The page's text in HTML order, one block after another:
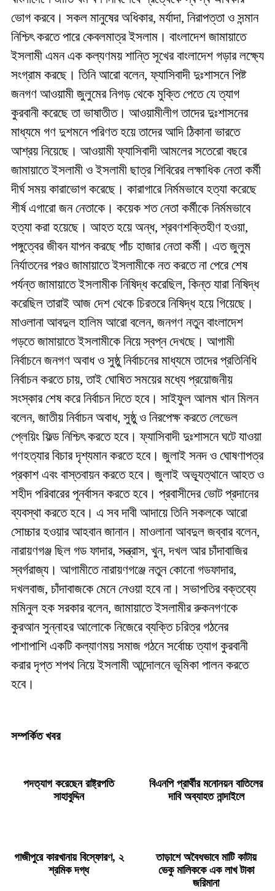
ভোগ করবে। সকল মানুষের অধিকার, মর্যাদা, নিরাপত্তা ও সন্মান
নিশ্চিৎ করতে পারে কেবলমাত্র ইসলাম। বাংলাদেশ জামায়াতে
ইসলামী এমন এক কল্যণময় শান্তি সূখের বাংলাদেশ গড়ার লক্ষ্যে
সংগ্রাম করছে। তিনি আরো বলেন, ফ্যাসিবাদী দুঃশাসনে পিষ্ট
জনগণ আওয়ামী জুলুমের নিগড় থেকে মুক্তি পেতে যে ত্যাগ
কুরবানী করেছে তা ভাষাতীত। আওয়ামীলীগ তাদের দুঃশাসনের
মাধ্যমে গণ দুশমনে পরিণত হয়ে তাদের আদি ঠিকানা ভারতে
আশ্রয় নিয়েছে। আওয়ামী ফ্যাসিবাদী আমলের সতেরো বছরে
জামায়াতে ইসলামী ও ইসলামী ছাত্র শিবিরের লক্ষাধিক নেতা কর্মী
দীর্ঘ সময় কারাভোগ করেছে। কারাগারে নির্মমভাবে হত্যা করেছে
শীর্ষ এগারো জন নেতাকে। কয়েক শত নেতা কর্মীকে নির্মমভাবে
হত্যা করা হয়েছে। আহত হয়ে অন্ধ, শ্রবণশক্তিহীণ হওয়া,
পঙ্গুত্বের জীবন যাপন করছে পাঁচ হাজার নেতা কর্মী। এত জুলুম
নির্যাতনের পরও জামায়াতে ইসলামীকে নত করতে না পেরে শেষ
পর্যন্ত জামায়াতে ইসলামীক নিষিদ্ধ করেছিল, কিন্ত যারা নিষিদ্ধ
করেছিল তারাই আজ দেশ থেকে চিরতরে নিষিদ্ধ হয়ে গিয়েছে।
মাওলানা আবদুল হালিম আরো বলেন, জনগণ নতুন বাংলাদেশ
গড়তে জামায়াতে ইসলামীকে নিয়ে স্বপ্ন দেখছে। আগামী
নির্বাচনে জনগণ অবাধ ও সুষ্ঠু নির্বাচনের মাধ্যমে তাদের প্রতিনিধি
নির্বাচন করতে চায়, তাই ঘোষিত সময়ের মধ্যে প্রয়োজনীয়
সংস্কার শেষ করে নির্বাচন দিতে হবে। সাইফুল আলম খান মিলন
বলেন, জাতীয় নির্বাচন অবাধ, সুষ্ঠু ও নিরপেক্ষ করতে লেভেল
প্লেয়িং ফিল্ড নিশ্চিৎ করতে হবে। ফ্যাসিবাদী দুঃশাসনে ঘটে যাওয়া
গণহত্যার বিচার দৃশ্যমান করতে হবে। জুলাই সনদ ও ঘোষণাপত্র
প্রকাশ এবং বাস্তবায়ন করতে হবে। জুলাই অভ্যূত্থানে আহত ও
শহীদ পরিবারের পূনর্বাসন করতে হবে। প্রবাসীদের ভোট প্রদানের
ব্যবস্থা করতে হবে। এ সব দাবী আদায়ে তিনি সকলকে আরো
সোচ্চার হওয়ার আহবান জানান। মাওলানা আবদুল জব্বার বলেন,
নারায়ণগঞ্জ ছিল গড ফাদার, সন্ত্রাস, খুন, দখল আর চাঁদাবাজির
স্বর্গরাজ্য। আগামীতে নারায়ণগঞ্জে নতুন কোনো গডফাদার,
দখলবাজ, চাঁদাবাজকে মেনে নেওয়া হবে না। সভাপতির বক্তব্যে
মমিনুল হক সরকার বলেন, জামায়াতে ইসলামীর রুকনগণকে
কুরআন সুন্নাহর আলোকে নিজেরে ব্যক্তি চরিত্র গঠনের
পাশাপাশি একটি কল্যাণময় সমাজ গঠনে সর্বোচ্চ ত্যাগ কুরবানী
করার দৃপ্ত শপথ নিয়ে ইসলামী আন্দোলনে ভূমিকা পালন করতে
হবে।
সম্পর্কিত খবর
পদত্যাগ করেছেন রাষ্ট্রপতি
সাহাবুদ্দিন
বিএনপি প্রার্থীর মনোনয়ন বাতিলের
দাবি অব্যাহত নান্দাইলে
গাজীপুরে কারখানায় বিস্ফোরণ, ২
শ্রমিক দগ্ধ
তাড়াশে অবৈধভাবে মাটি কাটায়
ভেকু মালিককে এক লাখ টাকা
জরিমানা